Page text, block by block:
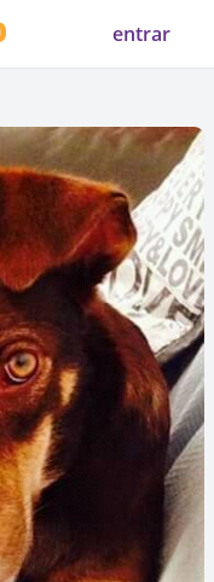
entrar